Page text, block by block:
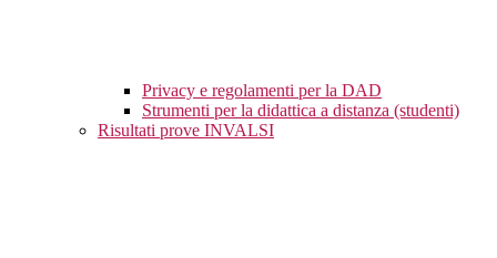
Privacy e regolamenti per la DAD
Strumenti per la didattica a distanza (studenti)
Risultati prove INVALSI